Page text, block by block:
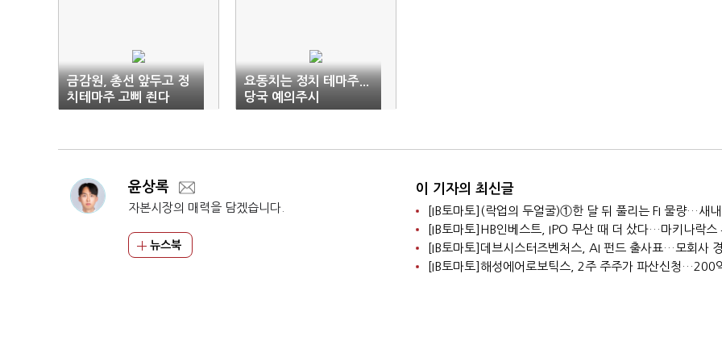
금감원, 총선 앞두고 정
치테마주 고삐 죈다
요동치는 정치 테마주...
당국 예의주시
윤상록
자본시장의 매력을 담겠습니다.
뉴스북
이 기자의 최신글